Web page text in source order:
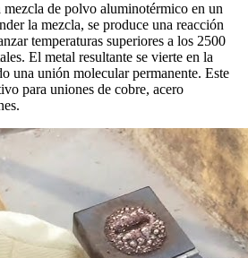
de polvo aluminotérmico en un
la mezcla, se produce una reacción
temperaturas superiores a los 2500
El metal resultante se vierte en la
una unión molecular permanente. Este
para uniones de cobre, acero